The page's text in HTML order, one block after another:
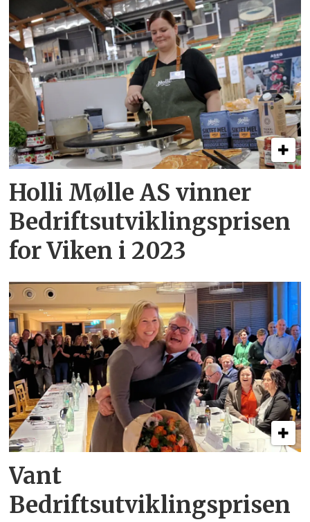
Holli Mølle AS vinner
Bedriftsutviklingsprisen
for Viken i 2023
Vant
Bedriftsutviklingsprisen